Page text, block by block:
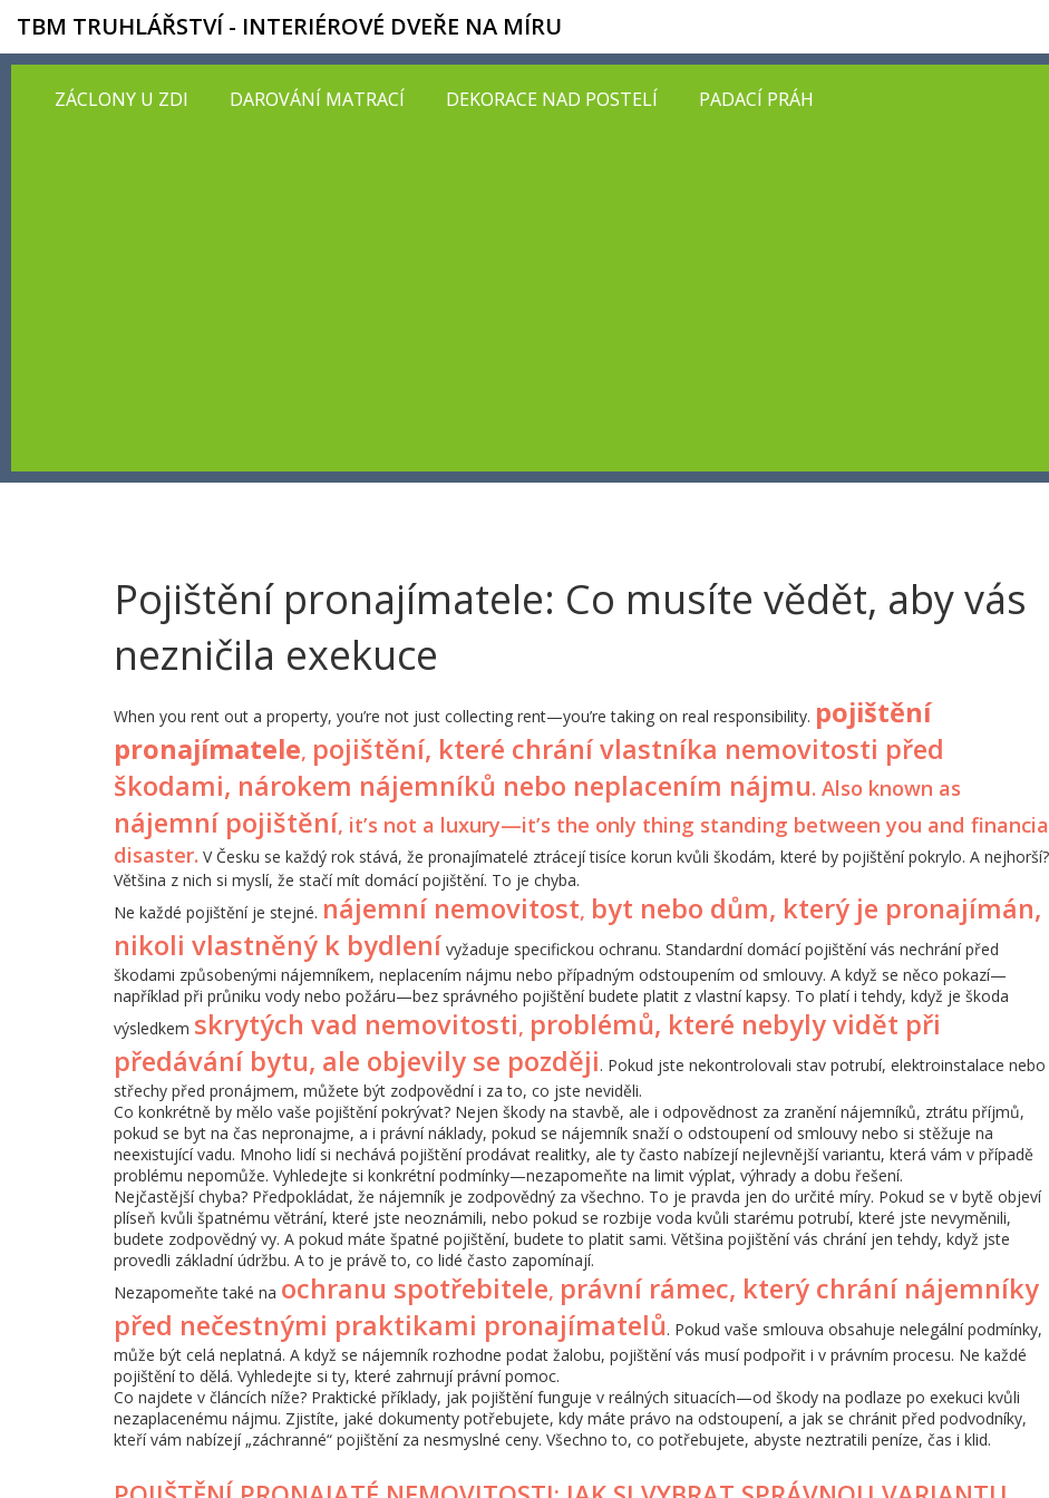
TBM TRUHLÁŘSTVÍ - INTERIÉROVÉ DVEŘE NA MÍRU
ZÁCLONY U ZDI DAROVÁNÍ MATRACÍ DEKORACE NAD POSTELÍ PADACÍ PRÁH
Pojištění pronajímatele: Co musíte vědět, aby vás
nezničila exekuce
When you rent out a property, you’re not just collecting rent—you’re taking on real responsibility. pojištění
pronajímatele, pojištění, které chrání vlastníka nemovitosti před
škodami, nárokem nájemníků nebo neplacením nájmu. Also known as
nájemní pojištění, it’s not a luxury—it’s the only thing standing between you and
disaster. V Česku se každý rok stává, že pronajímatelé ztrácejí tisíce korun kvůli škodám, které by pojištění pokrylo. A nejhorší?
Většina z nich si myslí, že stačí mít domácí pojištění. To je chyba.
Ne každé pojištění je stejné. nájemní nemovitost, byt nebo dům, který je pronajímán,
nikoli vlastněný k bydlení vyžaduje specifickou ochranu. Standardní domácí pojištění vás nechrání před
škodami způsobenými nájemníkem, neplacením nájmu nebo případným odstoupením od smlouvy. A když se něco pokazí—
například při průniku vody nebo požáru—bez správného pojištění budete platit z vlastní kapsy. To platí i tehdy, když je škoda
výsledkem skrytých vad nemovitosti, problémů, které nebyly vidět při
předávání bytu, ale objevily se později. Pokud jste nekontrolovali stav potrubí, elektroinstalace nebo
střechy před pronájmem, můžete být zodpovědní i za to, co jste neviděli.
Co konkrétně by mělo vaše pojištění pokrývat? Nejen škody na stavbě, ale i odpovědnost za zranění nájemníků, ztrátu příjmů,
pokud se byt na čas nepronajme, a i právní náklady, pokud se nájemník snaží o odstoupení od smlouvy nebo si stěžuje na
neexistující vadu. Mnoho lidí si nechává pojištění prodávat realitky, ale ty často nabízejí nejlevnější variantu, která vám v případě
problému nepomůže. Vyhledejte si konkrétní podmínky—nezapomeňte na limit výplat, výhrady a dobu řešení.
Nejčastější chyba? Předpokládat, že nájemník je zodpovědný za všechno. To je pravda jen do určité míry. Pokud se v bytě objeví
plíseň kvůli špatnému větrání, které jste neoznámili, nebo pokud se rozbije voda kvůli starému potrubí, které jste nevyměnili,
budete zodpovědný vy. A pokud máte špatné pojištění, budete to platit sami. Většina pojištění vás chrání jen tehdy, když jste
provedli základní údržbu. A to je právě to, co lidé často zapomínají.
Nezapomeňte také na ochranu spotřebitele, právní rámec, který chrání nájemníky
před nečestnými praktikami pronajímatelů. Pokud vaše smlouva obsahuje nelegální podmínky,
může být celá neplatná. A když se nájemník rozhodne podat žalobu, pojištění vás musí podpořit i v právním procesu. Ne každé
pojištění to dělá. Vyhledejte si ty, které zahrnují právní pomoc.
Co najdete v článcích níže? Praktické příklady, jak pojištění funguje v reálných situacích—od škody na podlaze po exekuci kvůli
nezaplacenému nájmu. Zjistíte, jaké dokumenty potřebujete, kdy máte právo na odstoupení, a jak se chránit před podvodníky,
kteří vám nabízejí „záchranné“ pojištění za nesmyslné ceny. Všechno to, co potřebujete, abyste neztratili peníze, čas i klid.